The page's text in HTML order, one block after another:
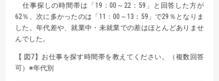
仕事探しの時間帯は「19：00～22：59」と回答した方が
62％、次に多かったのは「11：00～13：59」で29％となりま
した。年代差や、就業中・未就業での差はほとんどありませ
んでした。
【 図7】お仕事を探す時間帯を教えてください。（複数回答
可）※年代別